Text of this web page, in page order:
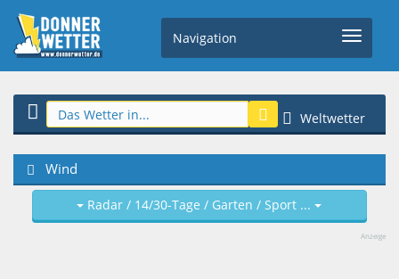
Navigation
Weltwetter
Wind
Radar / 14/30-Tage / Garten / Sport ...
Anzeige